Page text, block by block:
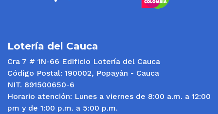
Lotería del Cauca
Cra 7 # 1N-66 Edificio Lotería del Cauca
Código Postal: 190002, Popayán - Cauca
NIT. 891500650-6
Horario atención: Lunes a viernes de 8:00 a.m. a 12:00
pm y de 1:00 p.m. a 5:00 p.m.